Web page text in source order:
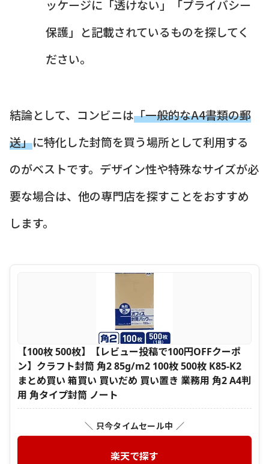
ッケージに「透けない」「プライバシー
保護」と記載されているものを探してく
ださい。
結論として、コンビニは「一般的なA4書類の郵
送」に特化した封筒を買う場所として利用する
のがベストです。デザイン性や特殊なサイズが必
要な場合は、他の専門店を探すことをおすすめ
します。
【100枚 500枚】【レビュー投稿で100円OFFクーポ
ン】クラフト封筒 角2 85g/m2 100枚 500枚 K85-K2
まとめ買い 箱買い 買いだめ 買い置き 業務用 角2 A4判
用 角タイプ封筒 ノート
＼ 只今タイムセール中 ／
楽天で探す